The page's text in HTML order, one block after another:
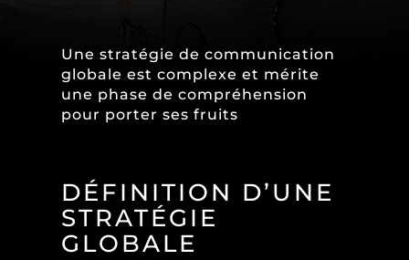
Une stratégie de communication
globale est complexe et mérite
une phase de compréhension
pour porter ses fruits
DÉFINITION D’UNE
STRATÉGIE
GLOBALE